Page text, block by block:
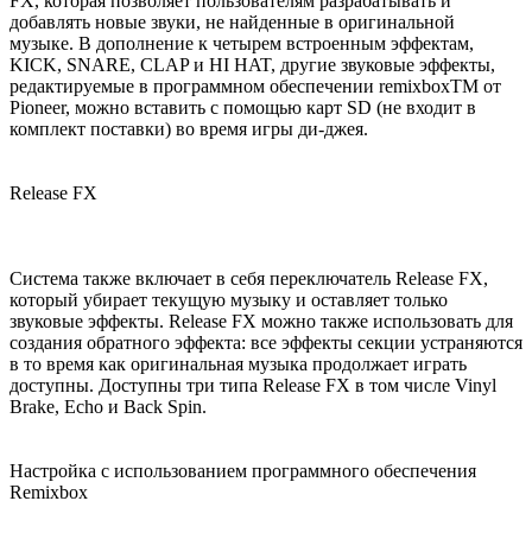
добавлять новые звуки, не найденные в оригинальной
музыке. В дополнение к четырем встроенным эффектам,
KICK, SNARE, CLAP и HI HAT, другие звуковые эффекты,
редактируемые в программном обеспечении remixboxTM от
Pioneer, можно вставить с помощью карт SD (не входит в
комплект поставки) во время игры ди-джея.
Release FX
Система также включает в себя переключатель Release FX,
который убирает текущую музыку и оставляет только
звуковые эффекты. Release FX можно также использовать для
создания обратного эффекта: все эффекты секции устраняются
в то время как оригинальная музыка продолжает играть
доступны. Доступны три типа Release FX в том числе Vinyl
Brake, Echo и Back Spin.
Настройка с использованием программного обеспечения
Remixbox